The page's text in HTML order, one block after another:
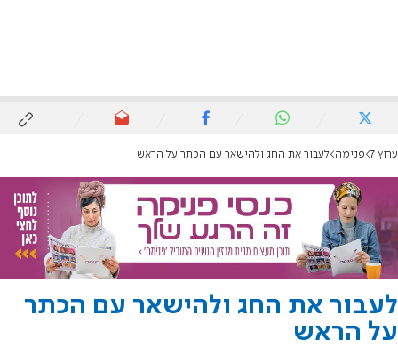
ערוץ 7 פנימה לעבור את החג ולהישאר עם הכתר על הראש
לעבור את החג ולהישאר עם הכתר
על הראש